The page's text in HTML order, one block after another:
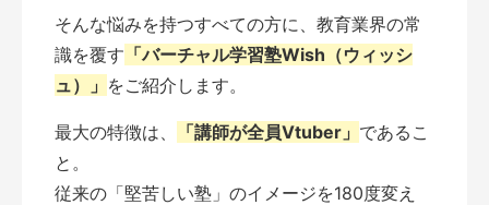
そんな悩みを持つすべての方に、教育業界の常
識を覆す 「バーチャル学習塾Wish（ウィッシ
ュ）」 をご紹介します。
最大の特徴は、 「講師が全員Vtuber」 であるこ
と。
従来の「堅苦しい塾」のイメージを180度変え